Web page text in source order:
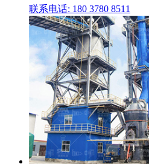
联系电话: 180 3780 8511